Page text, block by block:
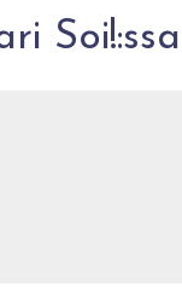
Soi!:ssa